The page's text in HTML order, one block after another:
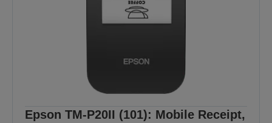
Epson TM-P20II (101): Mobile Receipt,